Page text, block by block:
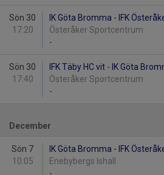
Sön 30
17:20
IK Göta Bromma - IFK
Österåker Sportcentrum
-
Sön 30
17:40
IFK Täby HC vit - IK Göta
Österåker Sportcentrum
-
December
Sön 7
10:05
IK Göta Bromma - IFK
Enebybergs Ishall